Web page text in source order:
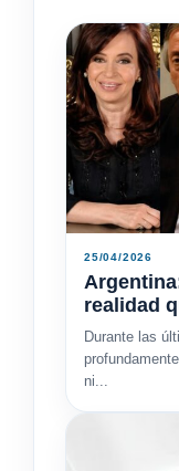
25/04/2026
realidad
Durante las
ni...